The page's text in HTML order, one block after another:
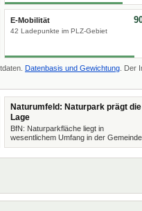
E-Mobilität
42 Ladepunkte im PLZ-Gebiet
Datenbasis und Gewichtung . Der
Naturumfeld: Naturpark prägt die
Lage
BfN: Naturparkfläche liegt in
wesentlichem Umfang in der Gemeinde.